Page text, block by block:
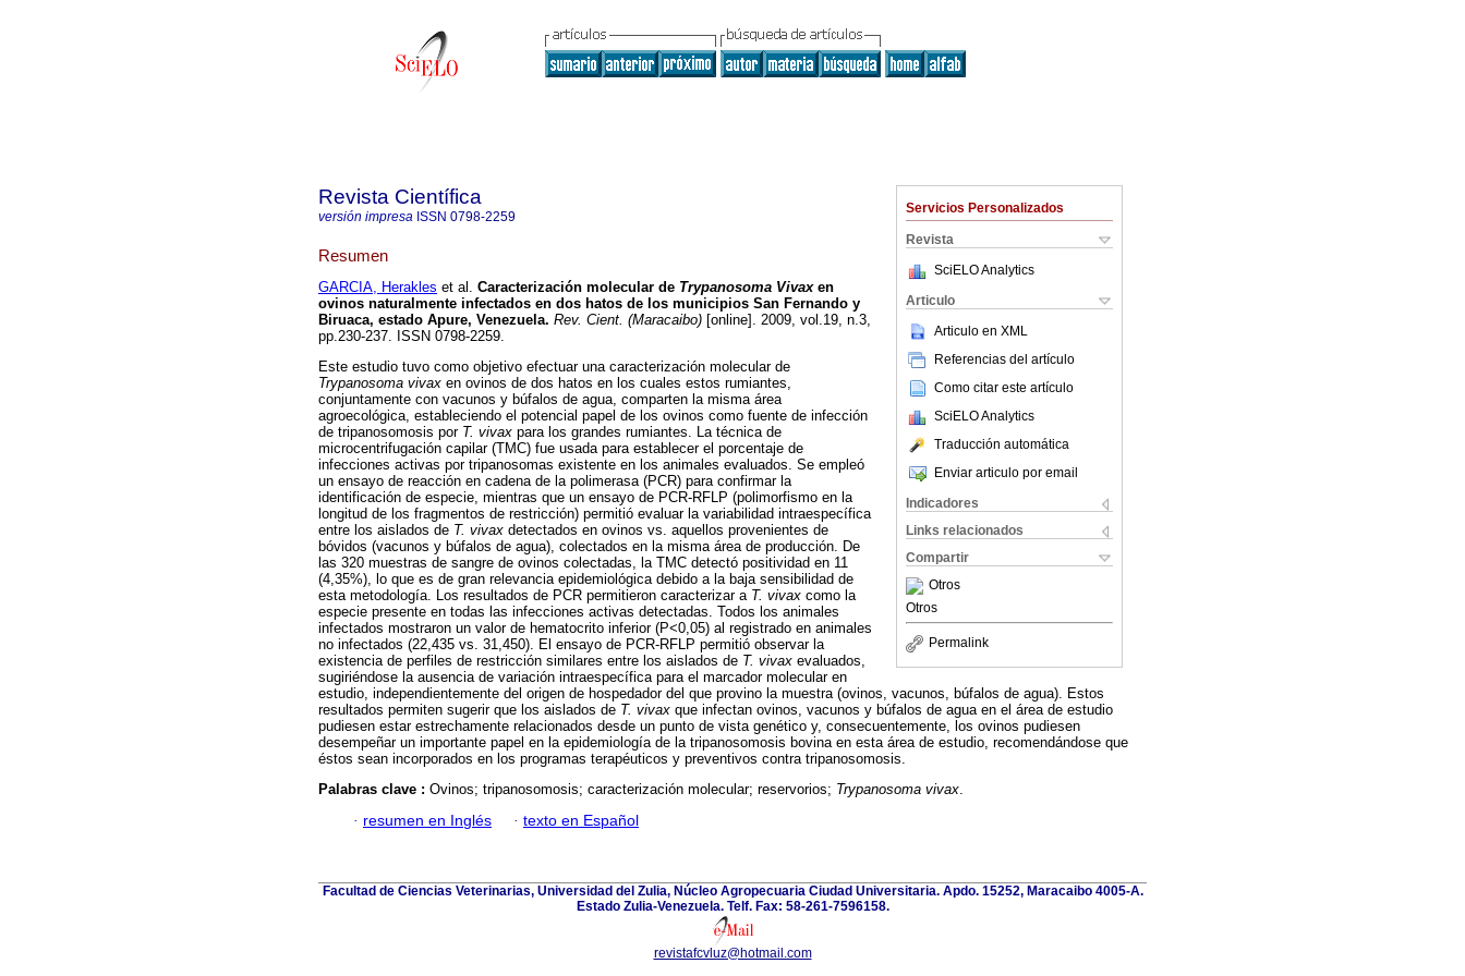
Servicios Personalizados
Revista
SciELO Analytics
Articulo
Articulo en XML
Referencias del artículo
Como citar este artículo
SciELO Analytics
Traducción automática
Enviar articulo por email
Indicadores
Links relacionados
Compartir
Otros
Otros
Permalink
Revista Científica
versión impresa ISSN 0798-2259
Resumen
GARCIA, Herakles et al. Caracterización molecular de Trypanosoma Vivaxen
ovinos naturalmente infectados en dos hatos de los municipios San Fernando y
Biruaca, estado Apure, Venezuela. Rev. Cient. (Maracaibo) [online]. 2009, vol.19, n.3,
pp.230-237. ISSN 0798-2259.
Este estudio tuvo como objetivo efectuar una caracterización molecular de
Trypanosoma vivax en ovinos de dos hatos en los cuales estos rumiantes,
conjuntamente con vacunos y búfalos de agua, comparten la misma área
agroecológica, estableciendo el potencial papel de los ovinos como fuente de infección
de tripanosomosis por T. vivax para los grandes rumiantes. La técnica de
microcentrifugación capilar (TMC) fue usada para establecer el porcentaje de
infecciones activas por tripanosomas existente en los animales evaluados. Se empleó
un ensayo de reacción en cadena de la polimerasa (PCR) para confirmar la
identificación de especie, mientras que un ensayo de PCR-RFLP (polimorfismo en la
longitud de los fragmentos de restricción) permitió evaluar la variabilidad intraespecífica
entre los aislados de T. vivax detectados en ovinos vs. aquellos provenientes de
bóvidos (vacunos y búfalos de agua), colectados en la misma área de producción. De
las 320 muestras de sangre de ovinos colectadas, la TMC detectó positividad en 11
(4,35%), lo que es de gran relevancia epidemiológica debido a la baja sensibilidad de
esta metodología. Los resultados de PCR permitieron caracterizar a T. vivax como la
especie presente en todas las infecciones activas detectadas. Todos los animales
infectados mostraron un valor de hematocrito inferior (P<0,05) al registrado en animales
no infectados (22,435 vs. 31,450). El ensayo de PCR-RFLP permitió observar la
existencia de perfiles de restricción similares entre los aislados de T. vivax evaluados,
sugiriéndose la ausencia de variación intraespecífica para el marcador molecular en
estudio, independientemente del origen de hospedador del que provino la muestra (ovinos, vacunos, búfalos de agua). Estos
resultados permiten sugerir que los aislados de T. vivax que infectan ovinos, vacunos y búfalos de agua en el área de estudio
pudiesen estar estrechamente relacionados desde un punto de vista genético y, consecuentemente, los ovinos pudiesen
desempeñar un importante papel en la epidemiología de la tripanosomosis bovina en esta área de estudio, recomendándose que
éstos sean incorporados en los programas terapéuticos y preventivos contra tripanosomosis.
Palabras clave : Ovinos; tripanosomosis; caracterización molecular; reservorios; Trypanosoma vivax.
· resumen en Inglés · texto en Español
Facultad de Ciencias Veterinarias, Universidad del Zulia, Núcleo Agropecuaria Ciudad Universitaria. Apdo. 15252, Maracaibo 4005-A.
Estado Zulia-Venezuela. Telf. Fax: 58-261-7596158.
revistafcvluz@hotmail.com